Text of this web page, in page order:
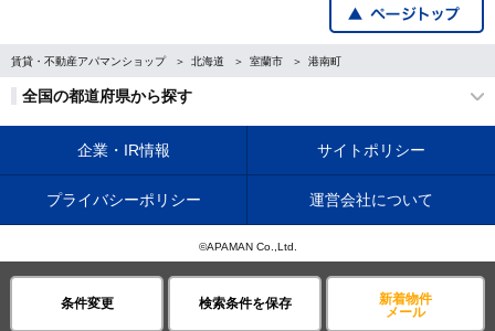
条件変更 検索条件を保存
新着物件
メール
賃貸・不動産アパマンショップ 北海道 室蘭市 港南町
全国の都道府県から探す
企業・IR情報 サイトポリシー
プライバシーポリシー 運営会社について
©APAMAN Co.,Ltd.